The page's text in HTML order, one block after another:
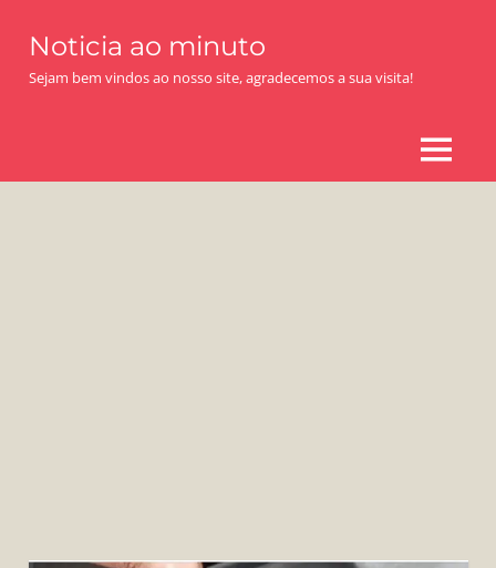
content
Noticia ao minuto
Sejam bem vindos ao nosso site, agradecemos a sua visita!
MENU